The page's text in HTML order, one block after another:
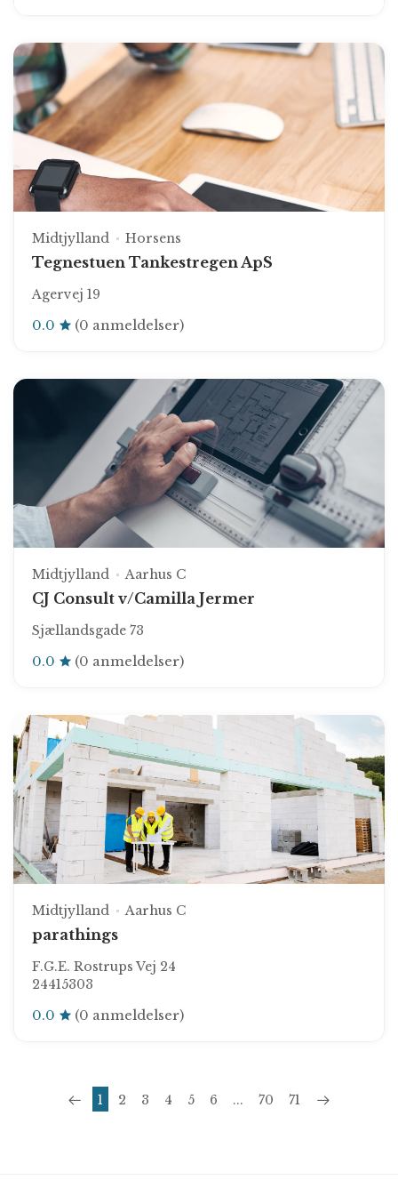
Midtjylland Horsens
Tegnestuen Tankestregen ApS
Agervej 19
0.0 (0 anmeldelser)
Midtjylland Aarhus C
CJ Consult v/Camilla Jermer
Sjællandsgade 73
0.0 (0 anmeldelser)
Midtjylland Aarhus C
parathings
F.G.E. Rostrups Vej 24
24415303
0.0 (0 anmeldelser)
1 2 3 4 5 6 ... 70 71